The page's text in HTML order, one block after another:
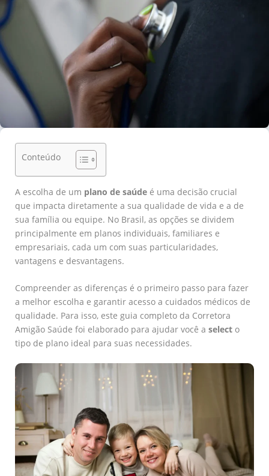
Conteúdo
A escolha de um plano de saúde é uma decisão crucial
que impacta diretamente a sua qualidade de vida e a de
sua família ou equipe. No Brasil, as opções se dividem
principalmente em planos individuais, familiares e
empresariais, cada um com suas particularidades,
vantagens e desvantagens.
Compreender as diferenças é o primeiro passo para fazer
a melhor escolha e garantir acesso a cuidados médicos de
qualidade. Para isso, este guia completo da Corretora
Amigão Saúde foi elaborado para ajudar você a select o
tipo de plano ideal para suas necessidades.